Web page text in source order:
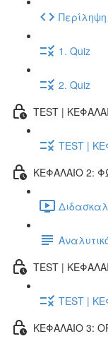
1. Quiz
2. Quiz
TEST |
TEST |
ΚΕΦΑΛΑΙΟ 2:
TEST |
TEST |
ΚΕΦΑΛΑΙΟ 3: